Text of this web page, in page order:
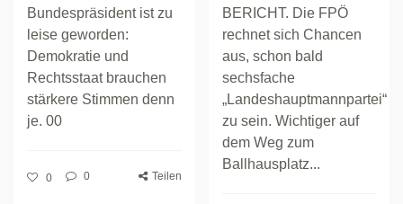
Bundespräsident ist zu
leise geworden:
Demokratie und
Rechtsstaat brauchen
stärkere Stimmen denn
je. 00
0 0 Teilen
BERICHT. Die FPÖ
rechnet sich Chancen
aus, schon bald
sechsfache
„Landeshauptmannpartei“
zu sein. Wichtiger auf
dem Weg zum
Ballhausplatz...